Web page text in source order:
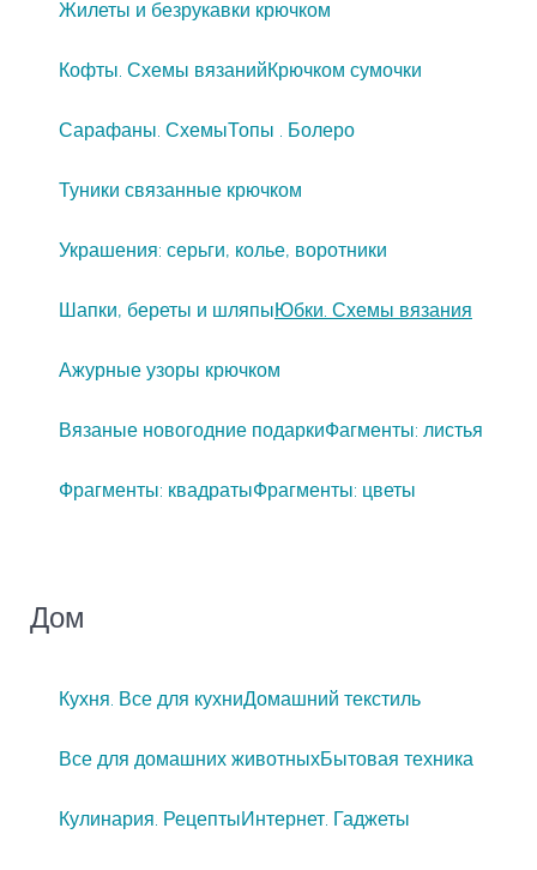
Жилеты и безрукавки крючком
Кофты. Схемы вязанийКрючком сумочки
Сарафаны. СхемыТопы . Болеро
Туники связанные крючком
Украшения: серьги, колье, воротники
Шапки, береты и шляпыЮбки. Схемы вязания
Ажурные узоры крючком
Вязаные новогодние подаркиФагменты: листья
Фрагменты: квадратыФрагменты: цветы
Дом
Кухня. Все для кухниДомашний текстиль
Все для домашних животныхБытовая техника
Кулинария. РецептыИнтернет. Гаджеты